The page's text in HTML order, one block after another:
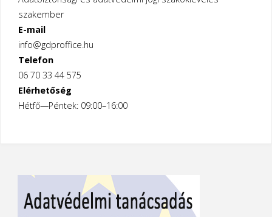
szakember
E-mail
info@gdproffice.hu
Telefon
06 70 33 44 575
Elérhetőség
Hétfő—Péntek: 09:00–16:00